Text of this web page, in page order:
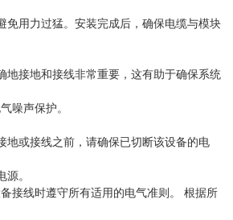
免用力过猛。安装完成后，确保电缆与模块
地接地和接线非常重要，这有助于确保系统
噪声保护。
地或接线之前，请确保已切断该设备的电
源。
接线时遵守所有适用的电气准则。 根据所